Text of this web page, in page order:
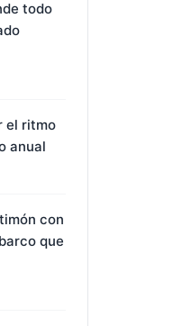
todo
el ritmo
anual
con
que